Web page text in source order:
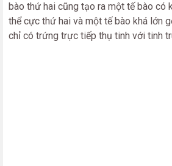
bào thứ hai cũng tạo ra một tế bào có
thể cực thứ hai và một tế bào khá lớn
chỉ có trứng trực tiếp thụ tinh với tinh